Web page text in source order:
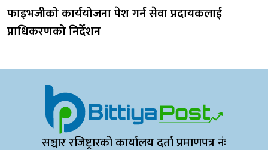
फाइभजीको कार्ययोजना पेश गर्न सेवा प्रदायकलाई
प्राधिकरणको निर्देशन
सञ्चार रजिष्ट्रारको कार्यालय दर्ता प्रमाणपत्र नंः